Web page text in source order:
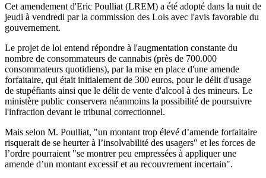
Cet amendement d'Eric Poulliat (LREM) a été adopté dans la nuit de
jeudi à vendredi par la commission des Lois avec l'avis favorable du
gouvernement.
Le projet de loi entend répondre à l'augmentation constante du
nombre de consommateurs de cannabis (près de 700.000
consommateurs quotidiens), par la mise en place d'une amende
forfaitaire, qui était initialement de 300 euros, pour le délit d'usage
de stupéfiants ainsi que le délit de vente d'alcool à des mineurs. Le
ministère public conservera néanmoins la possibilité de poursuivre
l'infraction devant le tribunal correctionnel.
Mais selon M. Poulliat, "un montant trop élevé d’amende forfaitaire
risquerait de se heurter à l’insolvabilité des usagers" et les forces de
l’ordre pourraient "se montrer peu empressées à appliquer une
amende d’un montant excessif et au recouvrement incertain".